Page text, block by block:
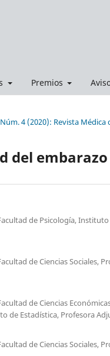
Premios
4 (2020): Revista
del
de Psicología,
de Ciencias Sociales,
de Ciencias
de Estadística, Profesora
de Ciencias Sociales,